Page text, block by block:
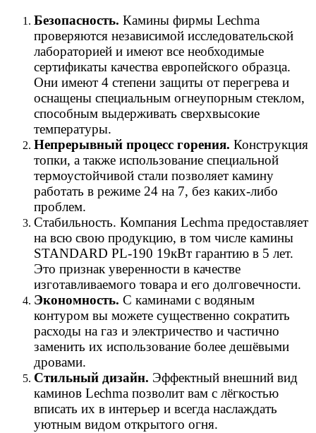
Безопасность. Камины фирмы Lechma
проверяются независимой исследовательской
лабораторией и имеют все необходимые
сертификаты качества европейского образца.
Они имеют 4 степени защиты от перегрева и
оснащены специальным огнеупорным стеклом,
способным выдерживать сверхвысокие
температуры.
Непрерывный процесс горения. Конструкция
топки, а также использование специальной
термоустойчивой стали позволяет камину
работать в режиме 24 на 7, без каких-либо
проблем.
Стабильность. Компания Lechma предоставляет
на всю свою продукцию, в том числе камины
STANDARD PL-190 19кВт гарантию в 5 лет.
Это признак уверенности в качестве
изготавливаемого товара и его долговечности.
Экономность. С каминами с водяным
контуром вы можете существенно сократить
расходы на газ и электричество и частично
заменить их использование более дешёвыми
дровами.
Стильный дизайн. Эффектный внешний вид
каминов Lechma позволит вам с лёгкостью
вписать их в интерьер и всегда наслаждать
уютным видом открытого огня.